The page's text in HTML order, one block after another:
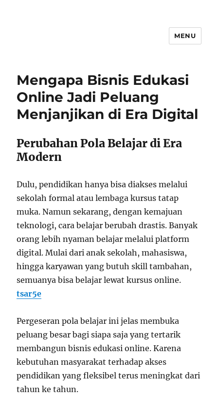
MENU
Mengapa Bisnis Edukasi
Online Jadi Peluang
Menjanjikan di Era Digital
Perubahan Pola Belajar di Era
Modern
Dulu, pendidikan hanya bisa diakses melalui
sekolah formal atau lembaga kursus tatap
muka. Namun sekarang, dengan kemajuan
teknologi, cara belajar berubah drastis. Banyak
orang lebih nyaman belajar melalui platform
digital. Mulai dari anak sekolah, mahasiswa,
hingga karyawan yang butuh skill tambahan,
semuanya bisa belajar lewat kursus online.
tsar5e
Pergeseran pola belajar ini jelas membuka
peluang besar bagi siapa saja yang tertarik
membangun bisnis edukasi online. Karena
kebutuhan masyarakat terhadap akses
pendidikan yang fleksibel terus meningkat dari
tahun ke tahun.